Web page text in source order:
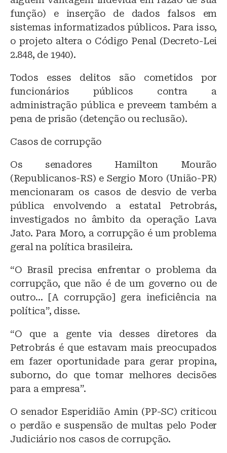
função) e inserção de dados falsos em
sistemas informatizados públicos. Para isso,
o projeto altera o Código Penal (Decreto-Lei
2.848, de 1940).
Todos esses delitos são cometidos por
funcionários públicos contra a
administração pública e preveem também a
pena de prisão (detenção ou reclusão).
Casos de corrupção
Os senadores Hamilton Mourão
(Republicanos-RS) e Sergio Moro (União-PR)
mencionaram os casos de desvio de verba
pública envolvendo a estatal Petrobrás,
investigados no âmbito da operação Lava
Jato. Para Moro, a corrupção é um problema
geral na política brasileira.
“O Brasil precisa enfrentar o problema da
corrupção, que não é de um governo ou de
outro… [A corrupção] gera ineficiência na
política”, disse.
“O que a gente via desses diretores da
Petrobrás é que estavam mais preocupados
em fazer oportunidade para gerar propina,
suborno, do que tomar melhores decisões
para a empresa”.
O senador Esperidião Amin (PP-SC) criticou
o perdão e suspensão de multas pelo Poder
Judiciário nos casos de corrupção.